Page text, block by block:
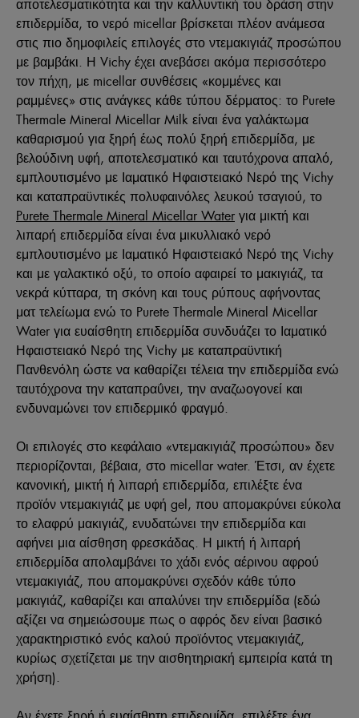
επιδερμίδα, το νερό micellar βρίσκεται πλέον ανάμεσα
στις πιο δημοφιλείς επιλογές στο ντεμακιγιάζ προσώπου
με βαμβάκι. Η Vichy έχει ανεβάσει ακόμα περισσότερο
τον πήχη, με micellar συνθέσεις «κομμένες και
ραμμένες» στις ανάγκες κάθε τύπου δέρματος: το Purete
Thermale Mineral Micellar Milk είναι ένα γαλάκτωμα
καθαρισμού για ξηρή έως πολύ ξηρή επιδερμίδα, με
βελούδινη υφή, αποτελεσματικό και ταυτόχρονα απαλό,
εμπλουτισμένο με Ιαματικό Ηφαιστειακό Νερό της Vichy
και καταπραϋντικές πολυφαινόλες λευκού τσαγιού, το
Purete Thermale Mineral Micellar Water για μικτή και
λιπαρή επιδερμίδα είναι ένα μικυλλιακό νερό
εμπλουτισμένο με Ιαματικό Ηφαιστειακό Νερό της Vichy
και με γαλακτικό οξύ, το οποίο αφαιρεί το μακιγιάζ, τα
νεκρά κύτταρα, τη σκόνη και τους ρύπους αφήνοντας
ματ τελείωμα ενώ το Purete Thermale Mineral Micellar
Water για ευαίσθητη επιδερμίδα συνδυάζει το Ιαματικό
Ηφαιστειακό Νερό της Vichy με καταπραϋντική
Πανθενόλη ώστε να καθαρίζει τέλεια την επιδερμίδα ενώ
ταυτόχρονα την καταπραΰνει, την αναζωογονεί και
ενδυναμώνει τον επιδερμικό φραγμό.
Οι επιλογές στο κεφάλαιο «ντεμακιγιάζ προσώπου» δεν
περιορίζονται, βέβαια, στο micellar water. Έτσι, αν έχετε
κανονική, μικτή ή λιπαρή επιδερμίδα, επιλέξτε ένα
προϊόν ντεμακιγιάζ με υφή gel, που απομακρύνει εύκολα
το ελαφρύ μακιγιάζ, ενυδατώνει την επιδερμίδα και
αφήνει μια αίσθηση φρεσκάδας. Η μικτή ή λιπαρή
επιδερμίδα απολαμβάνει το χάδι ενός αέρινου αφρού
ντεμακιγιάζ, που απομακρύνει σχεδόν κάθε τύπο
μακιγιάζ, καθαρίζει και απαλύνει την επιδερμίδα (εδώ
αξίζει να σημειώσουμε πως ο αφρός δεν είναι βασικό
χαρακτηριστικό ενός καλού προϊόντος ντεμακιγιάζ,
κυρίως σχετίζεται με την αισθητηριακή εμπειρία κατά τη
χρήση).